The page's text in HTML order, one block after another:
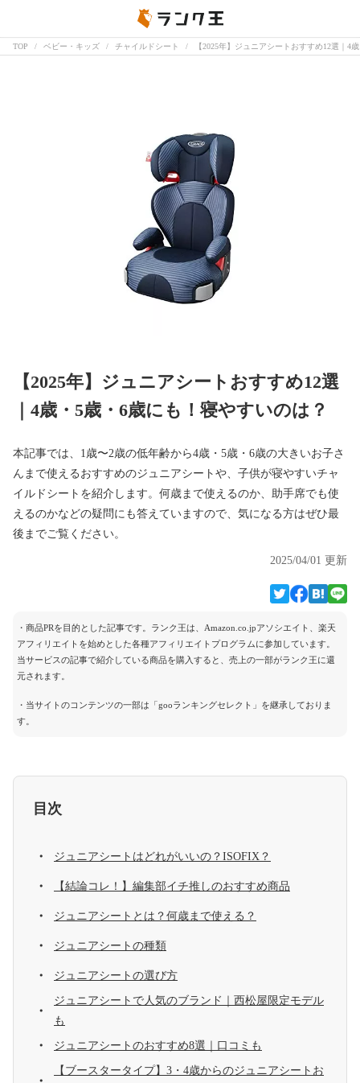
TOP ベビー・キッズ チャイルドシート 【2025年】ジュニアシートおすすめ12選｜4
【2025年】ジュニアシートおすすめ12選
｜4歳・5歳・6歳にも！寝やすいのは？
本記事では、1歳〜2歳の低年齢から4歳・5歳・6歳の大きいお子さ
んまで使えるおすすめのジュニアシートや、子供が寝やすいチャ
イルドシートを紹介します。何歳まで使えるのか、助手席でも使
えるのかなどの疑問にも答えていますので、気になる方はぜひ最
後までご覧ください。
2025/04/01 更新
・商品PRを目的とした記事です。ランク王は、Amazon.co.jpアソシエイト、楽天
アフィリエイトを始めとした各種アフィリエイトプログラムに参加しています。
当サービスの記事で紹介している商品を購入すると、売上の一部がランク王に還
元されます。
・当サイトのコンテンツの一部は「gooランキングセレクト」を継承しておりま
す。
目次
ジュニアシートはどれがいいの？ISOFIX？
【結論コレ！】編集部イチ推しのおすすめ商品
ジュニアシートとは？何歳まで使える？
ジュニアシートの種類
ジュニアシートの選び方
ジュニアシートで人気のブランド｜西松屋限定モデル
も
ジュニアシートのおすすめ8選｜口コミも
【ブースタータイプ】3・4歳からのジュニアシートお